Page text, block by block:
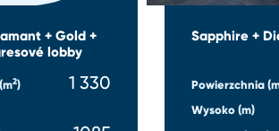
+ Gold +
lobby
2) 1 330
Sapphire +
Powierzchnia
Wysoko (m)